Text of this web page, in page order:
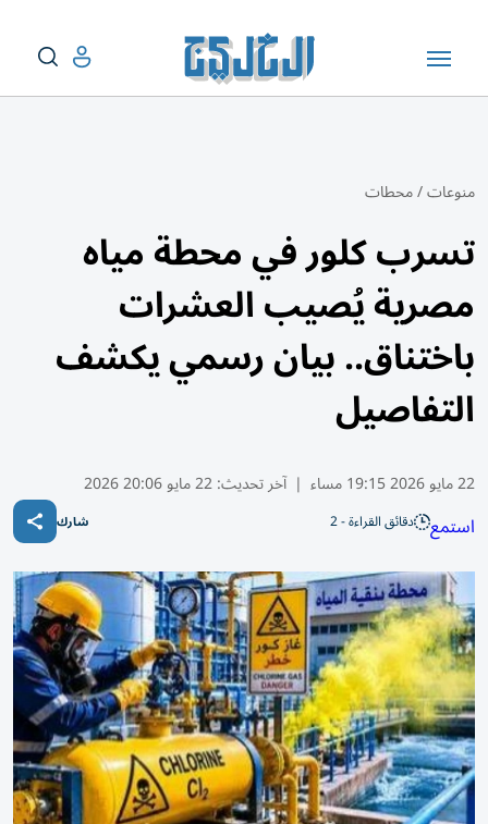
منوعات/محطات
تسرب كلور في محطة مياه
مصرية يُصيب العشرات
باختناق.. بيان رسمي يكشف
التفاصيل
22 مايو 2026 19:15 مساء | آخر تحديث:22 مايو 20:06 2026
استمع دقائق القراءة - 2 شارك